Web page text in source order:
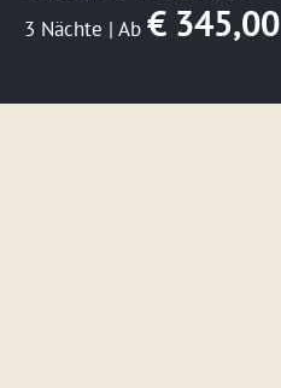
3 Nächte | Ab € 345,00